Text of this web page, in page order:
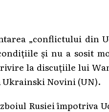
„conflictului din
și nu a sosit
la discuțiile lui
Ukrainski Novini (UN).
Rusiei împotriva